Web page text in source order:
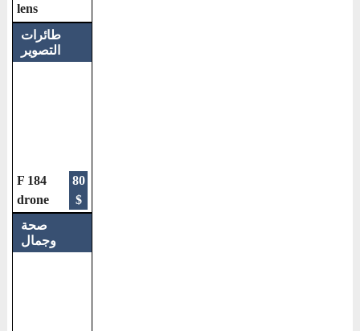
lens
طائرات
التصوير
F 184
drone
80
$
صحة
وجمال